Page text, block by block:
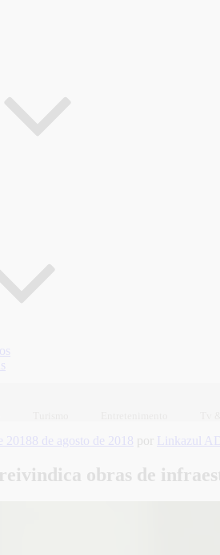
20188 de agosto de 2018 por Linkazul
obras de